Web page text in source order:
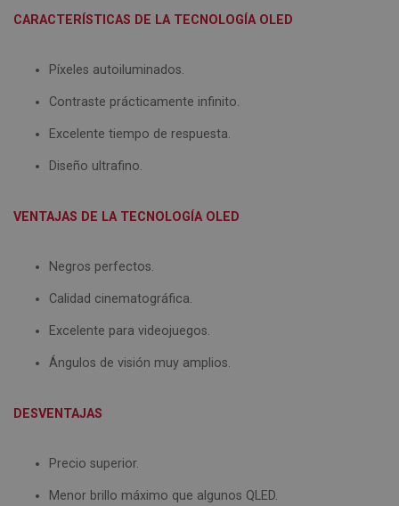
CARACTERÍSTICAS DE LA TECNOLOGÍA OLED
Píxeles autoiluminados.
Contraste prácticamente infinito.
Excelente tiempo de respuesta.
Diseño ultrafino.
VENTAJAS DE LA TECNOLOGÍA OLED
Negros perfectos.
Calidad cinematográfica.
Excelente para videojuegos.
Ángulos de visión muy amplios.
DESVENTAJAS
Precio superior.
Menor brillo máximo que algunos QLED.